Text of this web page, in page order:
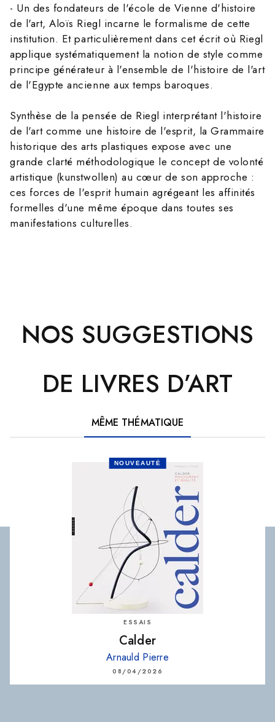
- Un des fondateurs de l'école de Vienne d'histoire
de l'art, Aloïs Riegl incarne le formalisme de cette
institution. Et particulièrement dans cet écrit où Riegl
applique systématiquement la notion de style comme
principe générateur à l'ensemble de l'histoire de l'art
de l'Egypte ancienne aux temps baroques.
Synthèse de la pensée de Riegl interprétant l'histoire
de l'art comme une histoire de l'esprit, la Grammaire
historique des arts plastiques expose avec une
grande clarté méthodologique le concept de volonté
artistique (kunstwollen) au cœur de son approche :
ces forces de l'esprit humain agrégeant les affinités
formelles d'une même époque dans toutes ses
manifestations culturelles.
NOS SUGGESTIONS
DE LIVRES D’ART
MÊME THÉMATIQUE
NOUVEAUTÉ
ESSAIS
Calder
Arnauld Pierre
08/04/2026